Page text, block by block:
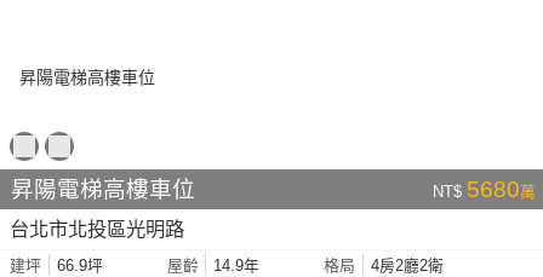
昇陽電梯高樓車位 NT$ 5680萬
台北市北投區光明路
建坪 66.9坪 屋齡 14.9年 格局
4房2廳2衛